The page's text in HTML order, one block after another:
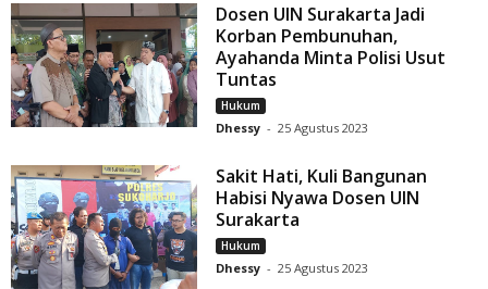
Dosen UIN Surakarta Jadi
Korban Pembunuhan,
Ayahanda Minta Polisi Usut
Tuntas
Hukum
Dhessy - 25 Agustus 2023
Sakit Hati, Kuli Bangunan
Habisi Nyawa Dosen UIN
Surakarta
Hukum
Dhessy - 25 Agustus 2023